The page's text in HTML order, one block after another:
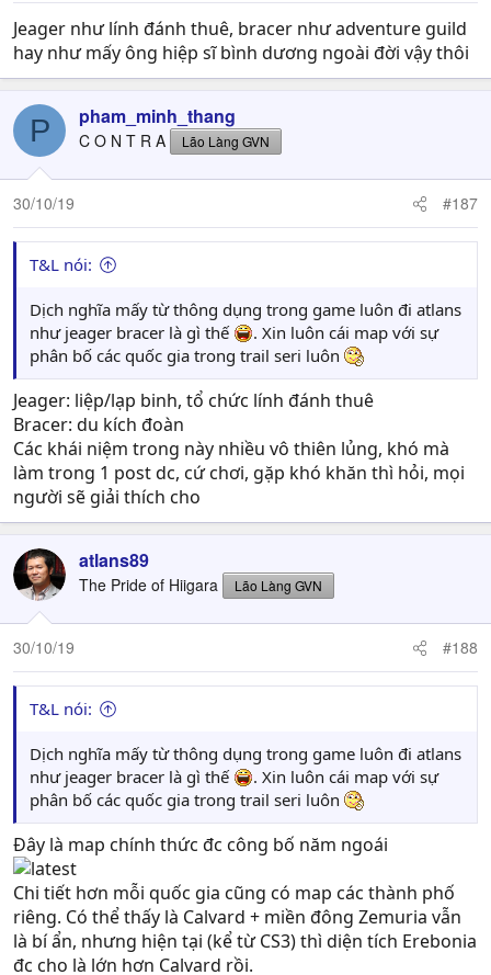
Jeager như lính đánh thuê, bracer như adventure guild
hay như mấy ông hiệp sĩ bình dương ngoài đời vậy thôi
P pham_minh_thang
C O N T R A Lão Làng GVN
30/10/19 #187
T&L nói:
Dịch nghĩa mấy từ thông dụng trong game luôn đi atlans
như jeager bracer là gì thế
. Xin luôn cái map với sự
phân bố các quốc gia trong trail seri luôn
Jeager: liệp/lạp binh, tổ chức lính đánh thuê
Bracer: du kích đoàn
Các khái niệm trong này nhiều vô thiên lủng, khó mà
làm trong 1 post dc, cứ chơi, gặp khó khăn thì hỏi, mọi
người sẽ giải thích cho
atlans89
The Pride of Hiigara Lão Làng GVN
30/10/19 #188
T&L nói:
Dịch nghĩa mấy từ thông dụng trong game luôn đi atlans
như jeager bracer là gì thế
. Xin luôn cái map với sự
phân bố các quốc gia trong trail seri luôn
Đây là map chính thức đc công bố năm ngoái
Chi tiết hơn mỗi quốc gia cũng có map các thành phố
riêng. Có thể thấy là Calvard + miền đông Zemuria vẫn
là bí ẩn, nhưng hiện tại (kể từ CS3) thì diện tích Erebonia
đc cho là lớn hơn Calvard rồi.